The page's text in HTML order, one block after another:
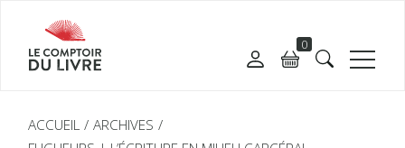
0
ACCUEIL
ARCHIVES